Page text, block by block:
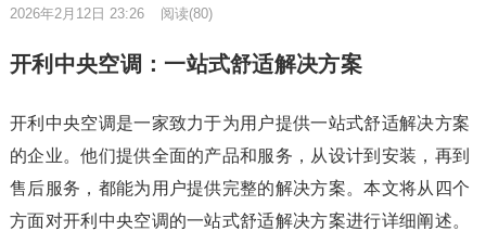
2026年2月12日 23:26 阅读(80)
开利中央空调：一站式舒适解决方案
开利中央空调是一家致力于为用户提供一站式舒适解决方案
的企业。他们提供全面的产品和服务，从设计到安装，再到
售后服务，都能为用户提供完整的解决方案。本文将从四个
方面对开利中央空调的一站式舒适解决方案进行详细阐述。